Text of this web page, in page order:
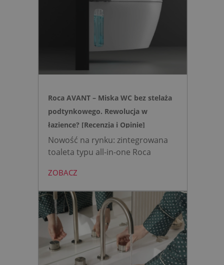
skomplikowanej i podatnej na
działającą w oparciu o ciśnienie
wody oraz elegancki, szklany
przycisk uruchamiany gestem.
Roca AVANT – Miska WC bez stelaża
podtynkowego. Rewolucja w
łazience? [Recenzja i Opinie]
Nowość na rynku: zintegrowana
toaleta typu all-in-one Roca
montażu stelaża podtynkowego.
Zyskujesz do 20 cm przestrzeni w
łazience i o 15% cichsze
spłukiwanie dzięki technologii
opartej na efekcie Venturiego.
Idealne rozwiązanie do szybkich
remontów bez kucia ścian.
ZOBACZ